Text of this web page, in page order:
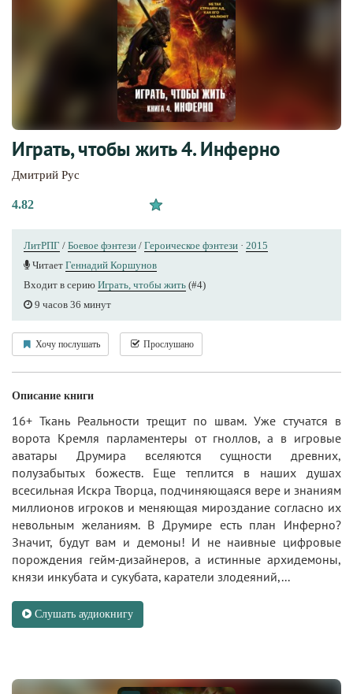
Играть, чтобы жить 4. Инферно
Дмитрий Рус
4.82
ЛитРПГ / Боевое фэнтези / Героическое фэнтези · 2015
Читает Геннадий Коршунов
Входит в серию Играть, чтобы жить (#4)
9 часов 36 минут
Хочу послушать Прослушано
Описание книги
16+ Ткань Реальности трещит по швам. Уже стучатся в
ворота Кремля парламентеры от гноллов, а в игровые
аватары Друмира вселяются сущности древних,
полузабытых божеств. Еще теплится в наших душах
всесильная Искра Творца, подчиняющаяся вере и знаниям
миллионов игроков и меняющая мироздание согласно их
невольным желаниям. В Друмире есть план Инферно?
Значит, будут вам и демоны! И не наивные цифровые
порождения гейм-дизайнеров, а истинные архидемоны,
князи инкубата и сукубата, каратели злодеяний,...
Слушать аудиокнигу